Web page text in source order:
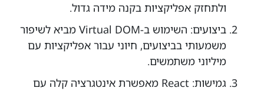
ולתחזק אפליקציות בקנה מידה גדול.
ביצועים: השימוש ב-Virtual DOM מביא לשיפור
משמעותי בביצועים, חיוני עבור אפליקציות עם
מיליוני משתמשים.
גמישות: React מאפשרת אינטגרציה קלה עם